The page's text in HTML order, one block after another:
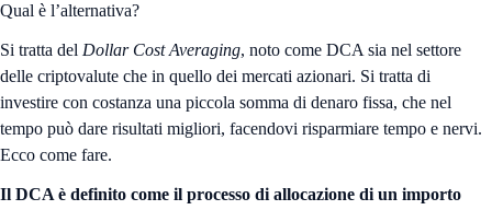
Qual è l’alternativa?
Si tratta del Dollar Cost Averaging, noto come DCA sia nel settore
delle criptovalute che in quello dei mercati azionari. Si tratta di
investire con costanza una piccola somma di denaro fissa, che nel
tempo può dare risultati migliori, facendovi risparmiare tempo e nervi.
Ecco come fare.
Il DCA è definito come il processo di allocazione di un importo